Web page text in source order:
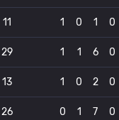
11 1 0 1 0
29 1 1 6 0
13 1 0 2 0
26 0 1 7 0